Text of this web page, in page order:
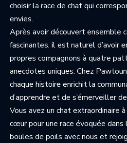
choisir la race de chat qui
envies.
Après avoir découvert ensemble
fascinantes, il est naturel d’avoir
propres compagnons à quatre
anecdotes uniques. Chez
chaque histoire enrichit la
d’apprendre et de s’émerveiller
Vous avez un chat extraordinaire
cœur pour une race évoquée dans
boules de poils avec nous et